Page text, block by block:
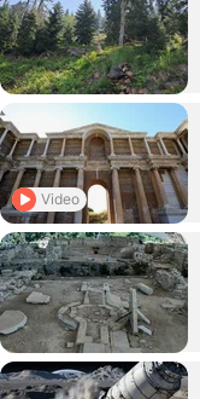
Video